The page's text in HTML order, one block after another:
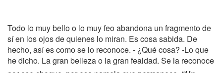
Todo lo muy bello o lo muy feo abandona un fragmento de
sí en los ojos de quienes lo miran. Es cosa sabida. De
hecho, así es como se lo reconoce. - ¿Qué cosa? -Lo que
he dicho. La gran belleza o la gran fealdad. Se la reconoce